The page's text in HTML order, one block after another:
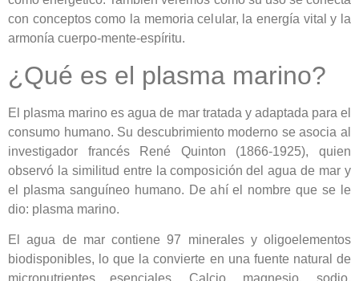
con conceptos como la memoria celular, la energía vital y la
armonía cuerpo-mente-espíritu.
¿Qué es el plasma marino?
El plasma marino es agua de mar tratada y adaptada para el
consumo humano. Su descubrimiento moderno se asocia al
investigador francés René Quinton (1866-1925), quien
observó la similitud entre la composición del agua de mar y
el plasma sanguíneo humano. De ahí el nombre que se le
dio: plasma marino.
El agua de mar contiene 97 minerales y oligoelementos
biodisponibles, lo que la convierte en una fuente natural de